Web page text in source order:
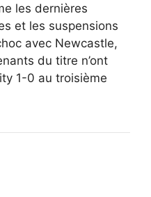
les dernières
et les suspensions
avec Newcastle,
du titre n’ont
1-0 au troisième